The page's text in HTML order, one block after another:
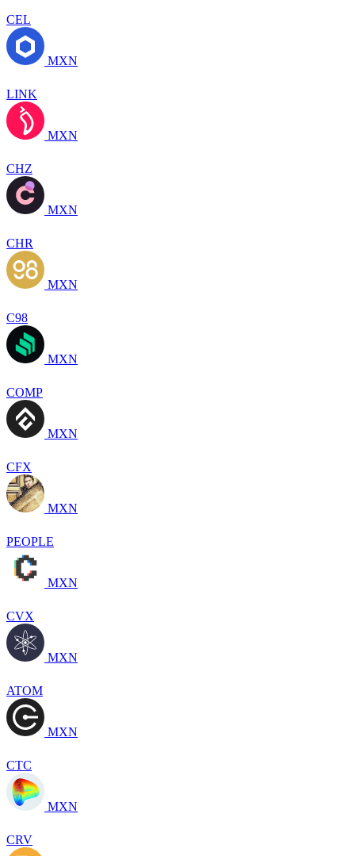
CEL
MXN
LINK
MXN
CHZ
MXN
CHR
MXN
C98
MXN
COMP
MXN
CFX
MXN
PEOPLE
MXN
CVX
MXN
ATOM
MXN
CTC
MXN
CRV